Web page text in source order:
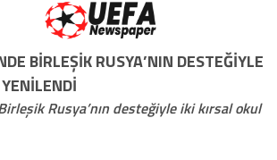
BIRLEŞIK RUSYA’NIN DESTEĞIYLE
Rusya’nın desteğiyle iki kırsal okul